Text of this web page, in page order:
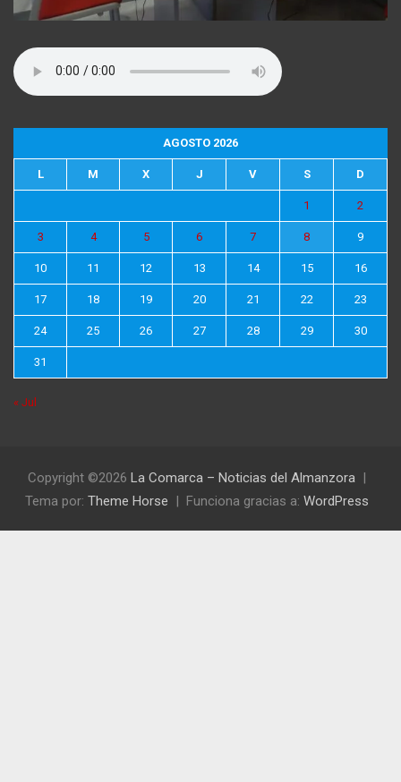
AGOSTO 2026
L M X J V S D
1 2
3 4 5 6 7 8 9
10 11 12 13 14 15 16
17 18 19 20 21 22 23
24 25 26 27 28 29 30
31
« Jul
Copyright ©2026 La Comarca – Noticias del Almanzora
Tema por: Theme Horse Funciona gracias a: WordPress